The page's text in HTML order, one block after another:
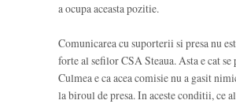
a ocupa aceasta pozitie.
Comunicarea cu suporterii si presa nu
forte al sefilor CSA Steaua. Asta e cat se
Culmea e ca acea comisie nu a gasit
la biroul de presa. In aceste conditii, ce